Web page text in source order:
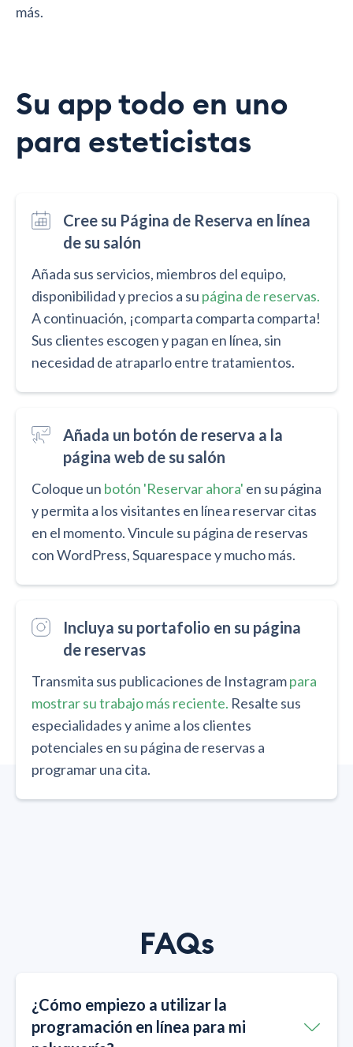
más.
Su app todo en uno
para esteticistas
Cree su Página de Reserva en línea
de su salón
Añada sus servicios, miembros del equipo,
disponibilidad y precios a su página de reservas.
A continuación, ¡comparta comparta comparta!
Sus clientes escogen y pagan en línea, sin
necesidad de atraparlo entre tratamientos.
Añada un botón de reserva a la
página web de su salón
Coloque un botón 'Reservar ahora' en su página
y permita a los visitantes en línea reservar citas
en el momento. Vincule su página de reservas
con WordPress, Squarespace y mucho más.
Incluya su portafolio en su página
de reservas
Transmita sus publicaciones de Instagrampara
mostrar su trabajo más reciente. Resalte sus
especialidades y anime a los clientes
potenciales en su página de reservas a
programar una cita.
FAQs
¿Cómo empiezo a utilizar la
programación en línea para mi